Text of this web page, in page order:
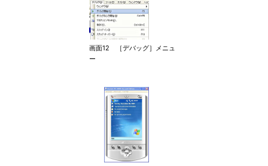
画面12 ［デバッグ］メニュ
ー